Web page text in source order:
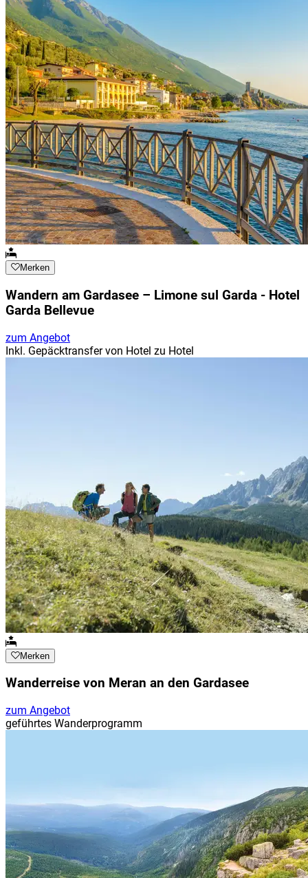
Merken
Wandern am Gardasee – Limone sul Garda - Hotel
Garda Bellevue
zum Angebot
Inkl. Gepäcktransfer von Hotel zu Hotel
Merken
Wanderreise von Meran an den Gardasee
zum Angebot
geführtes Wanderprogramm